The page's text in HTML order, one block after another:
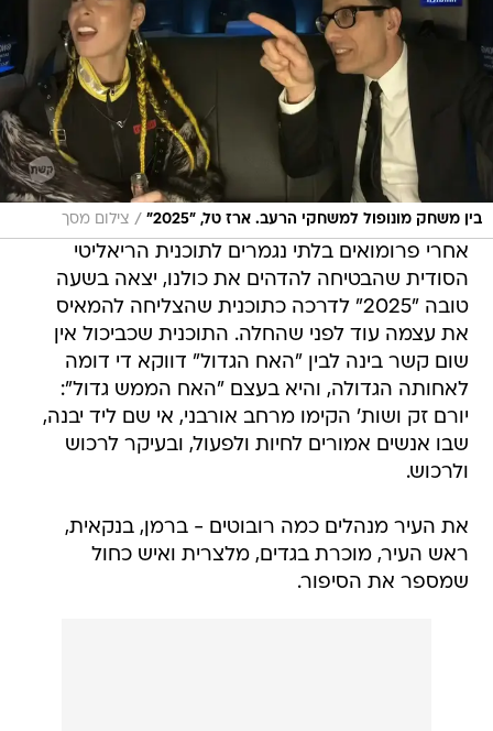
בין משחק מונופול למשחקי הרעב. ארז טל, "2025" / צילום מסך
אחרי פרומואים בלתי נגמרים לתוכנית הריאליטי
הסודית שהבטיחה להדהים את כולנו, יצאה בשעה
טובה "2025" לדרכה כתוכנית שהצליחה להמאיס
את עצמה עוד לפני שהחלה. התוכנית שכביכול אין
שום קשר בינה לבין "האח הגדול" דווקא די דומה
לאחותה הגדולה, והיא בעצם "האח הממש גדול":
יורם זק ושות' הקימו מרחב אורבני, אי שם ליד יבנה,
שבו אנשים אמורים לחיות ולפעול, ובעיקר לרכוש
ולרכוש.
את העיר מנהלים כמה רובוטים - ברמן, בנקאית,
ראש העיר, מוכרת בגדים, מלצרית ואיש כחול
שמספר את הסיפור.